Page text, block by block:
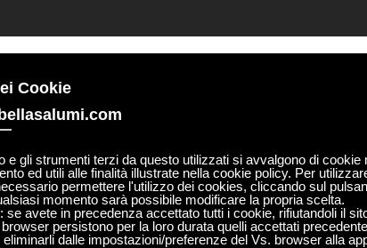
Cookie
e gli strumenti terzi da questo utilizzati si avvalgono di cookie
ed utili alle finalità illustrate nella cookie policy. Per
permettere l'utilizzo dei cookies, cliccando sul
momento sarà possibile modificare la propria scelta.
se avete in precedenza accettato tutti i cookie, rifiutandoli il
persistono per la loro durata quelli accettati
dalle impostazioni/preferenze del Vs. browser alla